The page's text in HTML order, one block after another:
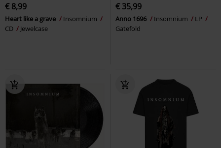
€ 8,99
Heart like a grave
Insomnium
CD
Jewelcase
€ 35,99
Anno 1696 Insomnium
LP
Gatefold